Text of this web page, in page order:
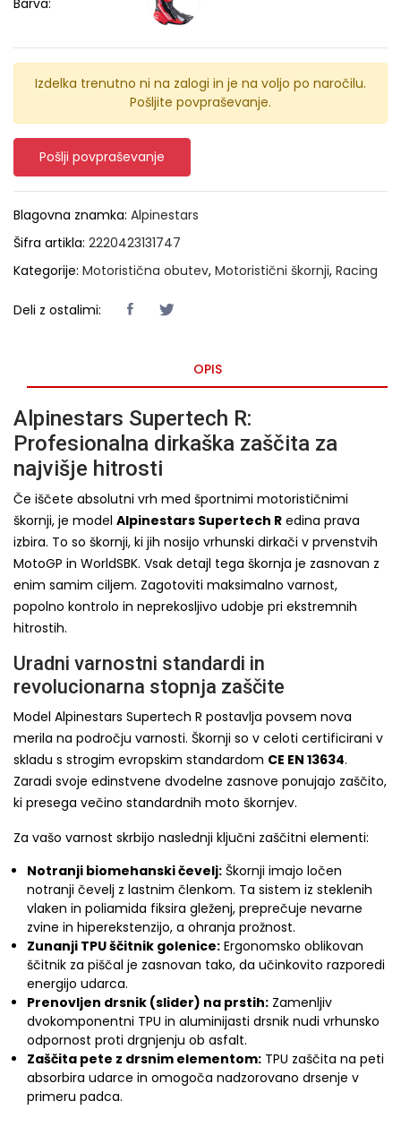
Barva:
Izdelka trenutno ni na zalogi in je na voljo po naročilu.
Pošljite povpraševanje.
Pošlji povpraševanje
Blagovna znamka: Alpinestars
Šifra artikla: 2220423131747
Kategorije: Motoristična obutev, Motoristični škornji, Racing
Deli z ostalimi:
OPIS
Alpinestars Supertech R:
Profesionalna dirkaška zaščita za
najvišje hitrosti
Če iščete absolutni vrh med športnimi motorističnimi
škornji, je model Alpinestars Supertech R edina prava
izbira. To so škornji, ki jih nosijo vrhunski dirkači v prvenstvih
MotoGP in WorldSBK. Vsak detajl tega škornja je zasnovan z
enim samim ciljem. Zagotoviti maksimalno varnost,
popolno kontrolo in neprekosljivo udobje pri ekstremnih
hitrostih.
Uradni varnostni standardi in
revolucionarna stopnja zaščite
Model Alpinestars Supertech R postavlja povsem nova
merila na področju varnosti. Škornji so v celoti certificirani v
skladu s strogim evropskim standardom CE EN 13634.
Zaradi svoje edinstvene dvodelne zasnove ponujajo zaščito,
ki presega večino standardnih moto škornjev.
Za vašo varnost skrbijo naslednji ključni zaščitni elementi:
Notranji biomehanski čevelj: Škornji imajo ločen
notranji čevelj z lastnim členkom. Ta sistem iz steklenih
vlaken in poliamida fiksira gleženj, preprečuje nevarne
zvine in hiperekstenzijo, a ohranja prožnost.
Zunanji TPU ščitnik golenice: Ergonomsko oblikovan
ščitnik za piščal je zasnovan tako, da učinkovito razporedi
energijo udarca.
Prenovljen drsnik (slider) na prstih: Zamenljiv
dvokomponentni TPU in aluminijasti drsnik nudi vrhunsko
odpornost proti drgnjenju ob asfalt.
Zaščita pete z drsnim elementom: TPU zaščita na peti
absorbira udarce in omogoča nadzorovano drsenje v
primeru padca.